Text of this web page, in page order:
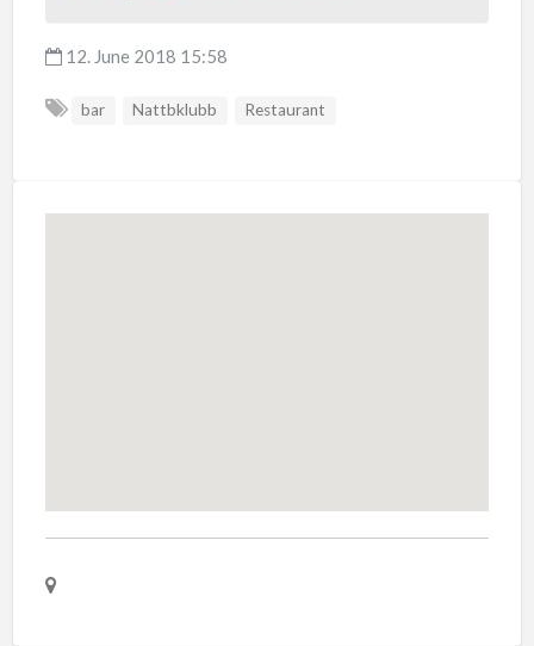
12. June 2018 15:58
bar Nattbklubb Restaurant